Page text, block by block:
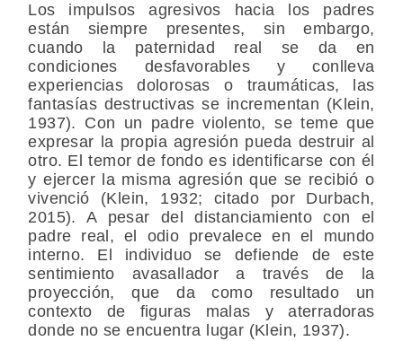
Los impulsos agresivos hacia los padres
están siempre presentes, sin embargo,
cuando la paternidad real se da en
condiciones desfavorables y conlleva
experiencias dolorosas o traumáticas, las
fantasías destructivas se incrementan (Klein,
1937). Con un padre violento, se teme que
expresar la propia agresión pueda destruir al
otro. El temor de fondo es identificarse con él
y ejercer la misma agresión que se recibió o
vivenció (Klein, 1932; citado por Durbach,
2015). A pesar del distanciamiento con el
padre real, el odio prevalece en el mundo
interno. El individuo se defiende de este
sentimiento avasallador a través de la
proyección, que da como resultado un
contexto de figuras malas y aterradoras
donde no se encuentra lugar (Klein, 1937).